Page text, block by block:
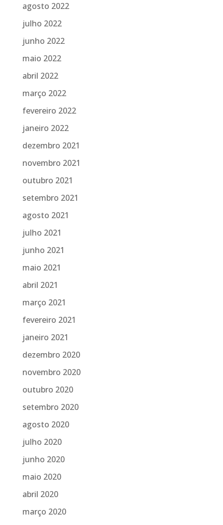
agosto 2022
julho 2022
junho 2022
maio 2022
abril 2022
março 2022
fevereiro 2022
janeiro 2022
dezembro 2021
novembro 2021
outubro 2021
setembro 2021
agosto 2021
julho 2021
junho 2021
maio 2021
abril 2021
março 2021
fevereiro 2021
janeiro 2021
dezembro 2020
novembro 2020
outubro 2020
setembro 2020
agosto 2020
julho 2020
junho 2020
maio 2020
abril 2020
março 2020